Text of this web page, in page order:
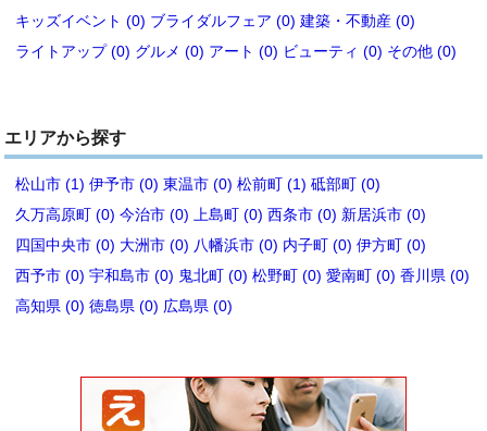
キッズイベント (0) ブライダルフェア (0) 建築・不動産 (0)
ライトアップ (0) グルメ (0) アート (0) ビューティ (0) その他 (0)
エリアから探す
松山市 (1) 伊予市 (0) 東温市 (0) 松前町 (1) 砥部町 (0)
久万高原町 (0) 今治市 (0) 上島町 (0) 西条市 (0) 新居浜市 (0)
四国中央市 (0) 大洲市 (0) 八幡浜市 (0) 内子町 (0) 伊方町 (0)
西予市 (0) 宇和島市 (0) 鬼北町 (0) 松野町 (0) 愛南町 (0) 香川県 (0)
高知県 (0) 徳島県 (0) 広島県 (0)